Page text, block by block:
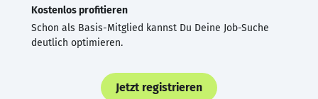
Kostenlos profitieren
Schon als Basis-Mitglied kannst Du Deine Job-Suche
deutlich optimieren.
Jetzt registrieren